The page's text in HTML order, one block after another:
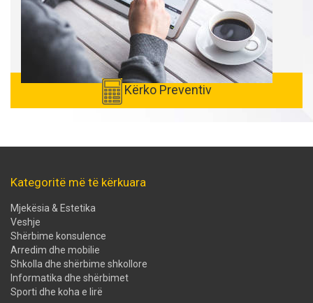
Kërko Preventiv
Kategoritë më të kërkuara
Mjekësia & Estetika
Veshje
Shërbime konsulence
Arredim dhe mobilie
Shkolla dhe shërbime shkollore
Informatika dhe shërbimet
Sporti dhe koha e lirë